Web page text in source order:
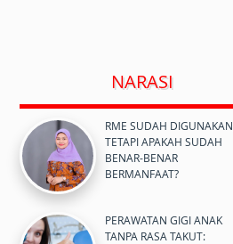
NARASI
RME SUDAH DIGUNAKAN,
TETAPI APAKAH SUDAH
BENAR-BENAR
BERMANFAAT?
PERAWATAN GIGI ANAK
TANPA RASA TAKUT: